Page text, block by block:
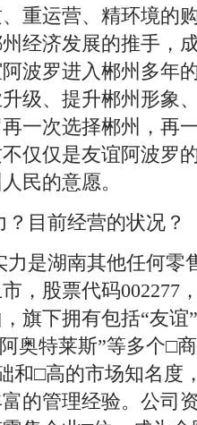
重运营、精环境的
经济发展的推手，
波罗进入郴州多年
级、提升郴州形象
一次选择郴州，再
仅仅是友谊阿波罗
民的意愿。
目前经营的状况？
力是湖南其他任何零
，股票代码002277
旗下拥有包括“友谊
奥特莱斯”等多个□
和□高的市场知名度
的管理经验。公司